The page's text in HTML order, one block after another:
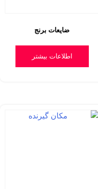
ضایعات برنج
اطلاعات بیشتر